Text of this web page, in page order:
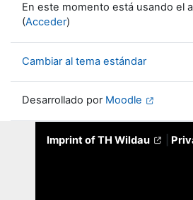
En este momento está usando el
(Acceder)
Cambiar al tema estándar
Desarrollado por Moodle
Imprint of TH Wildau